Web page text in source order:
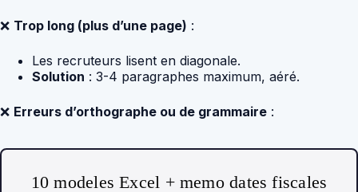
❌ Trop long (plus d’une page) :
Les recruteurs lisent en diagonale.
Solution : 3-4 paragraphes maximum, aéré.
❌ Erreurs d’orthographe ou de grammaire :
10 modeles Excel + memo dates fiscales